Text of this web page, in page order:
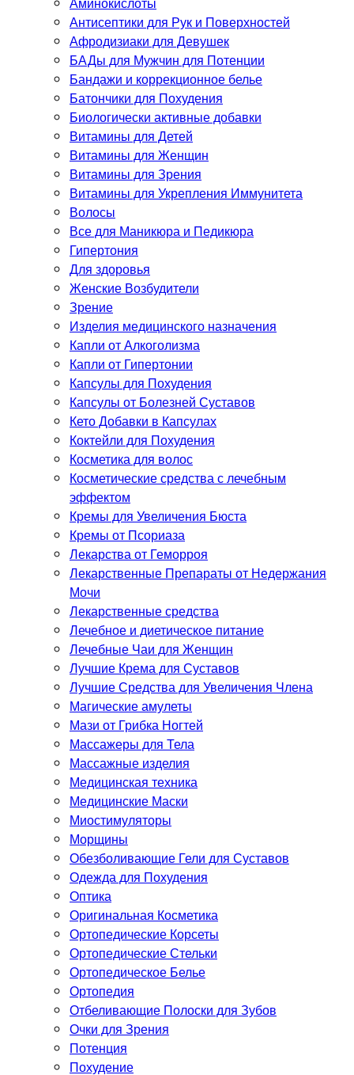
Антисептики для Рук и Поверхностей
Афродизиаки для Девушек
БАДы для Мужчин для Потенции
Бандажи и коррекционное белье
Батончики для Похудения
Биологически активные добавки
Витамины для Детей
Витамины для Женщин
Витамины для Зрения
Витамины для Укрепления Иммунитета
Волосы
Все для Маникюра и Педикюра
Гипертония
Для здоровья
Женские Возбудители
Зрение
Изделия медицинского назначения
Капли от Алкоголизма
Капли от Гипертонии
Капсулы для Похудения
Капсулы от Болезней Суставов
Кето Добавки в Капсулах
Коктейли для Похудения
Косметика для волос
Косметические средства с лечебным
эффектом
Кремы для Увеличения Бюста
Кремы от Псориаза
Лекарства от Геморроя
Лекарственные Препараты от Недержания
Мочи
Лекарственные средства
Лечебное и диетическое питание
Лечебные Чаи для Женщин
Лучшие Крема для Суставов
Лучшие Средства для Увеличения Члена
Магические амулеты
Мази от Грибка Ногтей
Массажеры для Тела
Массажные изделия
Медицинская техника
Медицинские Маски
Миостимуляторы
Морщины
Обезболивающие Гели для Суставов
Одежда для Похудения
Оптика
Оригинальная Косметика
Ортопедические Корсеты
Ортопедические Стельки
Ортопедическое Белье
Ортопедия
Отбеливающие Полоски для Зубов
Очки для Зрения
Потенция
Похудение